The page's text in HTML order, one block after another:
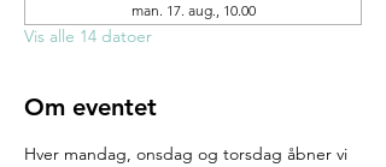
man. 17. aug., 10.00
Vis alle 14 datoer
Om eventet
Hver mandag, onsdag og torsdag åbner vi